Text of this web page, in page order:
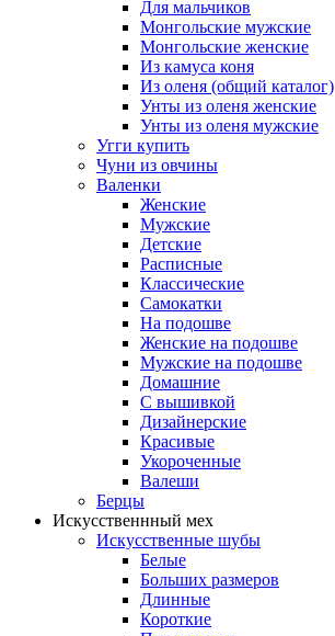
Для мальчиков
Монгольские мужские
Монгольские женские
Из камуса коня
Из оленя (общий каталог)
Унты из оленя женские
Унты из оленя мужские
Угги купить
Чуни из овчины
Валенки
Женские
Мужские
Детские
Расписные
Классические
Самокатки
На подошве
Женские на подошве
Мужские на подошве
Домашние
С вышивкой
Дизайнерские
Красивые
Укороченные
Валеши
Берцы
Искусственнный мех
Искусственные шубы
Белые
Больших размеров
Длинные
Короткие